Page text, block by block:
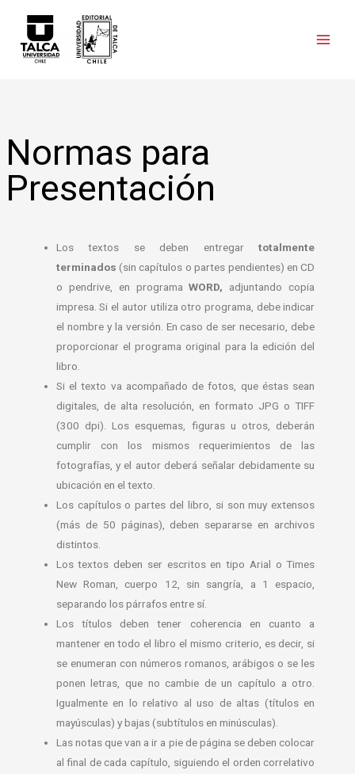
Normas para
Presentación
Los textos se deben entregartotalmente
terminados (sin capítulos o partes pendientes) en CD
o pendrive, en programaWORD, adjuntando copia
impresa. Si el autor utiliza otro programa, debe indicar
el nombre y la versión. En caso de ser necesario, debe
proporcionar el programa original para la edición del
libro.
Si el texto va acompañado de fotos, que éstas sean
digitales, de alta resolución, en formato JPG o TIFF
(300 dpi). Los esquemas, figuras u otros, deberán
cumplir con los mismos requerimientos de las
fotografías, y el autor deberá señalar debidamente su
ubicación en el texto.
Los capítulos o partes del libro, si son muy extensos
(más de 50 páginas), deben separarse en archivos
distintos.
Los textos deben ser escritos en tipo Arial o Times
New Roman, cuerpo 12, sin sangría, a 1 espacio,
separando los párrafos entre sí.
Los títulos deben tener coherencia en cuanto a
mantener en todo el libro el mismo criterio, es decir, si
se enumeran con números romanos, arábigos o se les
ponen letras, que no cambie de un capítulo a otro.
Igualmente en lo relativo al uso de altas (títulos en
mayúsculas) y bajas (subtítulos en minúsculas).
Las notas que van a ir a pie de página se deben colocar
al final de cada capítulo, siguiendo el orden correlativo